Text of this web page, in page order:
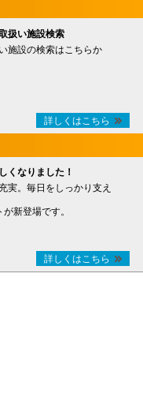
扱い施設検索
施設の検索はこちらか
詳しくはこちら
くなりました！
実。毎日をしっかり支え
新登場です。
詳しくはこちら